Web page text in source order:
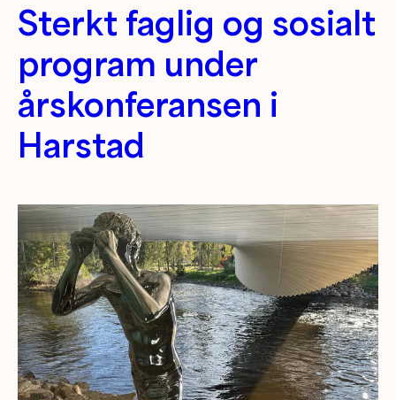
Sterkt faglig og sosialt
program under
årskonferansen i
Harstad